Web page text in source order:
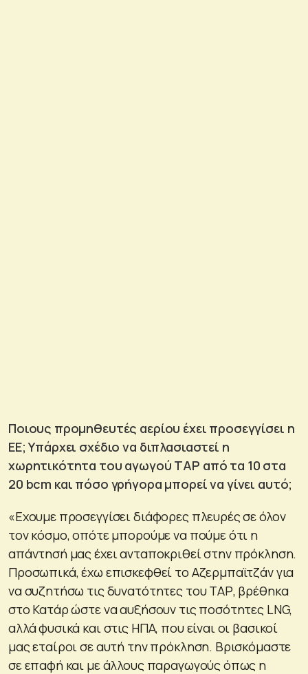
Ποιους προμηθευτές αερίου έχει προσεγγίσει η
ΕΕ; Υπάρχει σχέδιο να διπλασιαστεί η
χωρητικότητα του αγωγού ΤΑΡ από τα 10 στα
20 bcm και πόσο γρήγορα μπορεί να γίνει αυτό;
«Εχουμε προσεγγίσει διάφορες πλευρές σε όλον
τον κόσμο, οπότε μπορούμε να πούμε ότι η
απάντησή μας έχει ανταποκριθεί στην πρόκληση.
Προσωπικά, έχω επισκεφθεί το Αζερμπαϊτζάν για
να συζητήσω τις δυνατότητες του ΤΑΡ, βρέθηκα
στο Κατάρ ώστε να αυξήσουν τις ποσότητες LNG,
αλλά φυσικά και στις ΗΠΑ, που είναι οι βασικοί
μας εταίροι σε αυτή την πρόκληση. Βρισκόμαστε
σε επαφή και με άλλους παραγωγούς όπως η